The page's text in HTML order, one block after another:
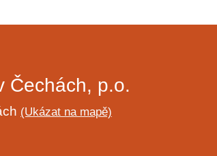
Čechách, p.o.
(Ukázat na mapě)